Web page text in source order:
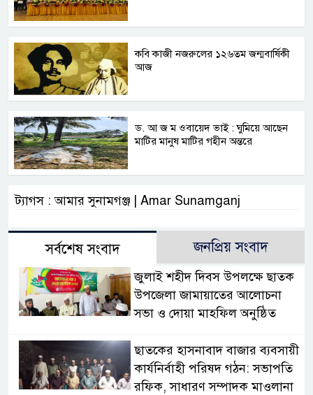
কবি কাজী নজরুলের ১২৬তম জন্মবার্ষিকী
আজ
ড. আ জ ম ওবায়েদ ভাই : ঘুমিয়ে আছেন
মাটির মানুষ মাটির গহীন অন্তরে
ট্যাগস : আমার সুনামগঞ্জ | Amar Sunamganj
সর্বশেষ সংবাদ জনপ্রিয় সংবাদ
জুলাই শহীদ দিবস উপলক্ষে ছাতক
উপজেলা জামায়াতের আলোচনা
সভা ও দোয়া মাহফিল অনুষ্ঠিত
ছাতকের হাসনাবাদ বাজার ব্যবসায়ী
কার্যনির্বাহী পরিষদ গঠন: সভাপতি
রফিক, সাধারণ সম্পাদক মাওলানা